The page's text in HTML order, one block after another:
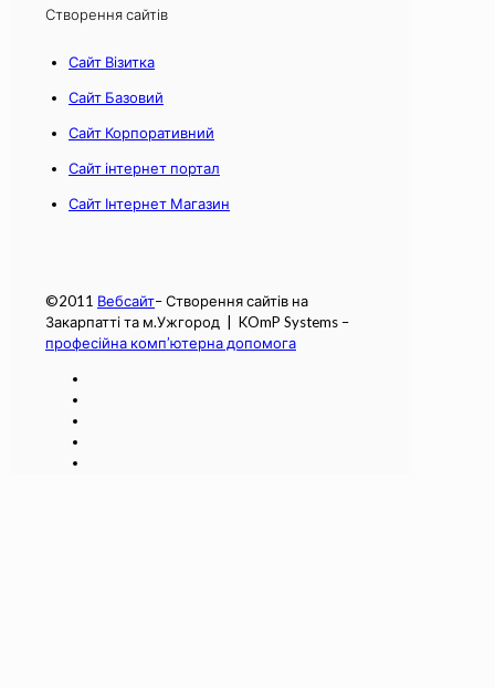
Створення сайтів
Сайт Візитка
Сайт Базовий
Сайт Корпоративний
Сайт інтернет портал
Сайт Інтернет Магазин
©2011 Вебсайт– Створення сайтів на
Закарпатті та м.Ужгород | KOmP Systems –
професійна комп’ютерна допомога